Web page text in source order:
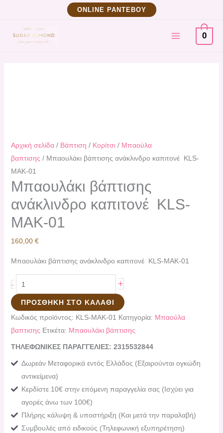
περιεχόμενο
ΟNLINE ΡΑΝΤΕΒΟΥ
MAIN
MENU
0
Αρχική σελίδα/ Βάπτιση / Κορίτσι/ Μπαούλα
βαπτισης / Μπαουλάκι βάπτισης ανάκλινδρο καπιτονέ KLS-
MAK-01
Μπαουλάκι βάπτισης
ανάκλινδρο καπιτονέ KLS-
MAK-01
160,00 €
Μπαουλάκι βάπτισης ανάκλινδρο καπιτονέ KLS-MAK-01
-
ανάκλινδρο
καπιτονέ
+
ΠΡΟΣΘΉΚΗ ΣΤΟ ΚΑΛΆΘΙ
Κωδικός προϊόντος: KLS-MAK-01 Κατηγορία: Μπαούλα
βαπτισης Ετικέτα: Μπαουλάκι βάπτισης
ΤΗΛΕΦΩΝΙΚΕΣ ΠΑΡΑΓΓΕΛΙΕΣ: 2315532844
Δωρεάν Μεταφορικά εντός Ελλάδος (Εξαιρούνται ογκώδη
αντικείμενα)
Κερδίστε 10€ στην επόμενη παραγγελία σας (Ισχύει για
αγορές άνω των 100€)
Πλήρης κάλυψη & υποστήριξη (Και μετά την παραλαβή)
Συμβουλές από ειδικούς (Τηλεφωνική εξυπηρέτηση)